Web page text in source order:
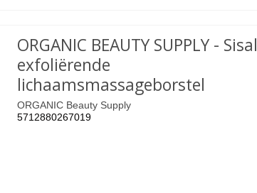
ORGANIC BEAUTY SUPPLY - Sisal
exfoliërende
lichaamsmassageborstel
ORGANIC Beauty Supply
5712880267019